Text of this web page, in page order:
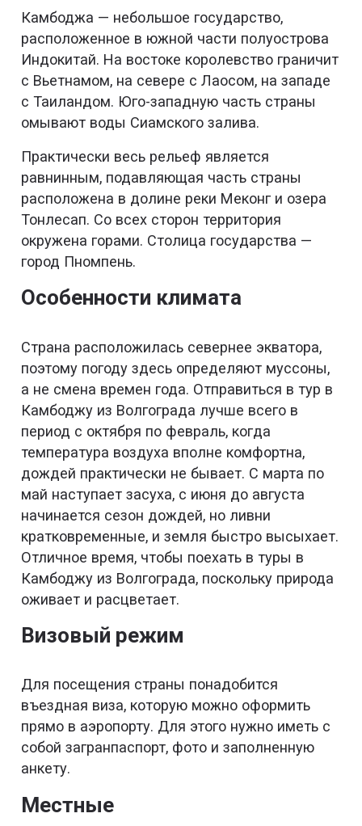
Камбоджа — небольшое государство,
расположенное в южной части полуострова
Индокитай. На востоке королевство граничит
с Вьетнамом, на севере с Лаосом, на западе
с Таиландом. Юго-западную часть страны
омывают воды Сиамского залива.
Практически весь рельеф является
равнинным, подавляющая часть страны
расположена в долине реки Меконг и озера
Тонлесап. Со всех сторон территория
окружена горами. Столица государства —
город Пномпень.
Особенности климата
Страна расположилась севернее экватора,
поэтому погоду здесь определяют муссоны,
а не смена времен года. Отправиться в тур в
Камбоджу из Волгограда лучше всего в
период с октября по февраль, когда
температура воздуха вполне комфортна,
дождей практически не бывает. С марта по
май наступает засуха, с июня до августа
начинается сезон дождей, но ливни
кратковременные, и земля быстро высыхает.
Отличное время, чтобы поехать в туры в
Камбоджу из Волгограда, поскольку природа
оживает и расцветает.
Визовый режим
Для посещения страны понадобится
въездная виза, которую можно оформить
прямо в аэропорту. Для этого нужно иметь с
собой загранпаспорт, фото и заполненную
анкету.
Местные